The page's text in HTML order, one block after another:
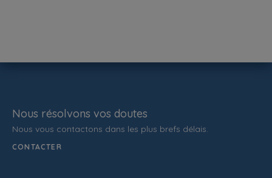
Nous résolvons vos doutes
Nous vous contactons dans les plus brefs délais.
CONTACTER